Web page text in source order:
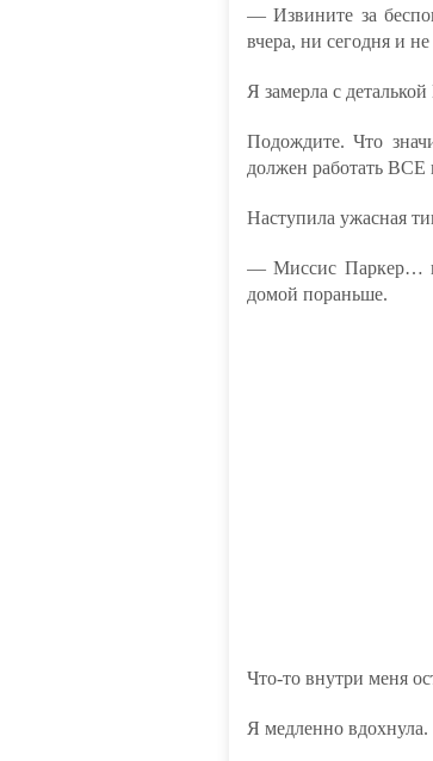
— Извините за
вчера, ни сегодня и
Я замерла с
Подождите. Что
должен работать ВСЕ
Наступила ужасная
— Миссис Паркер…
домой пораньше.
Что-то внутри меня
Я медленно вдохнула.